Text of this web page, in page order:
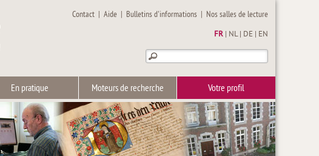
Contact |Aide | Bulletins d'informations | Nos salles de lecture
FR NL| DE EN
En pratique Moteurs de recherche Votre profil